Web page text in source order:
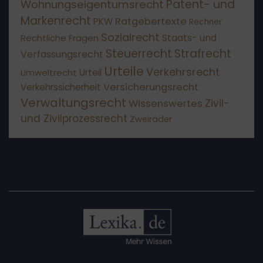
Wohnungseigentumsrecht Patent- und
Markenrecht PKW Ratgebertexte Rechner
Rechtliche Fragen Sozialrecht Staats- und
Verfassungsrecht Steuerrecht Strafrecht
Umweltrecht Urteil Urteile Verkehrsrecht
Verkehrssicherheit Versicherungsrecht
Verwaltungsrecht Wissenswertes Zivil-
und Zivilprozessrecht Zweiräder